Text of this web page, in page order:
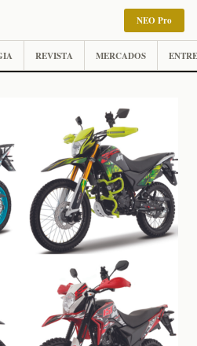
NEO Pro
REVISTA MERCADOS